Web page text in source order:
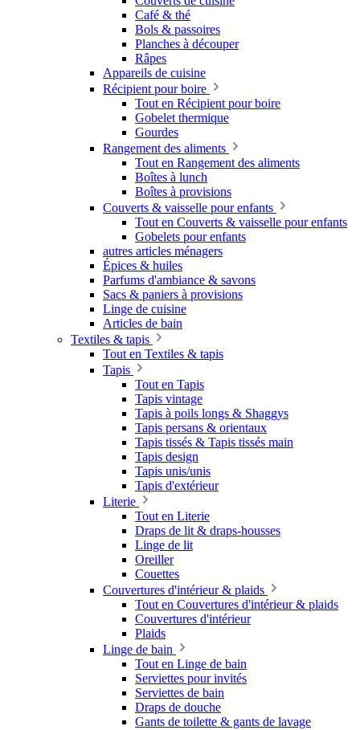
Café & thé
Bols & passoires
Planches à découper
Râpes
Appareils de cuisine
Récipient pour boire
Tout en Récipient pour boire
Gobelet thermique
Gourdes
Rangement des aliments
Tout en Rangement des aliments
Boîtes à lunch
Boîtes à provisions
Couverts & vaisselle pour enfants
Tout en Couverts & vaisselle pour enfants
Gobelets pour enfants
autres articles ménagers
Épices & huiles
Parfums d'ambiance & savons
Sacs & paniers à provisions
Linge de cuisine
Articles de bain
Textiles & tapis
Tout en Textiles & tapis
Tapis
Tout en Tapis
Tapis vintage
Tapis à poils longs & Shaggys
Tapis persans & orientaux
Tapis tissés & Tapis tissés main
Tapis design
Tapis unis/unis
Tapis d'extérieur
Literie
Tout en Literie
Draps de lit & draps-housses
Linge de lit
Oreiller
Couettes
Couvertures d'intérieur & plaids
Tout en Couvertures d'intérieur & plaids
Couvertures d'intérieur
Plaids
Linge de bain
Tout en Linge de bain
Serviettes pour invités
Serviettes de bain
Draps de douche
Gants de toilette & gants de lavage